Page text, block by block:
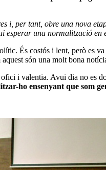
i, per tant, obre una nova
una normalització en
És costós i lent, però es
són una molt bona
i valentia. Avui dia no es
ho ensenyant que som